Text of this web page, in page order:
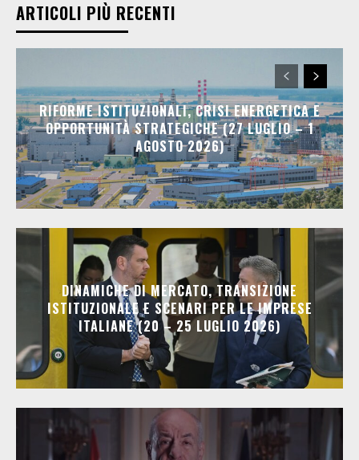
ARTICOLI PIÙ RECENTI
RIFORME ISTITUZIONALI, CRISI ENERGETICA E
OPPORTUNITÀ STRATEGICHE (27 LUGLIO – 1
AGOSTO 2026)
DINAMICHE DI MERCATO, TRANSIZIONE
ISTITUZIONALE E SCENARI PER LE IMPRESE
ITALIANE (20 – 25 LUGLIO 2026)